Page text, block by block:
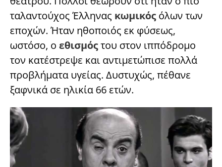
ταλαντούχος Έλληνας κωμικός όλων των
εποχών. Ήταν ηθοποιός εκ φύσεως,
ωστόσο, ο εθισμόςτου στον ιππόδρομο
τον κατέστρεψε και αντιμετώπισε πολλά
προβλήματα υγείας. Δυστυχώς, πέθανε
ξαφνικά σε ηλικία 66 ετών.